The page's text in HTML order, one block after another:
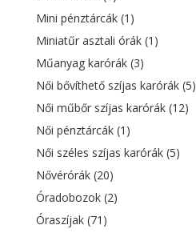
Mini pénztárcák (1)
Miniatűr asztali órák (1)
Műanyag karórák (3)
Női bővíthető szíjas karórák (5)
Női műbőr szíjas karórák (12)
Női pénztárcák (1)
Női széles szíjas karórák (5)
Nővérórák (20)
Óradobozok (2)
Óraszíjak (71)